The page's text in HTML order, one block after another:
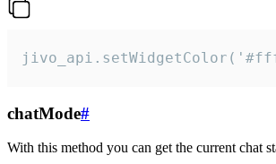
chatMode#
With this method you can get the current chat